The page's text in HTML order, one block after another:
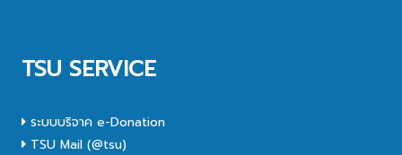
TSU SERVICE
ระบบบริจาค e-Donation
TSU Mail (@tsu)